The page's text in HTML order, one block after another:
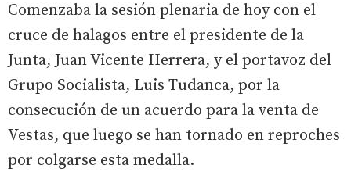
Comenzaba la sesión plenaria de hoy con el
cruce de halagos entre el presidente de la
Junta, Juan Vicente Herrera, y el portavoz del
Grupo Socialista, Luis Tudanca, por la
consecución de un acuerdo para la venta de
Vestas, que luego se han tornado en reproches
por colgarse esta medalla.